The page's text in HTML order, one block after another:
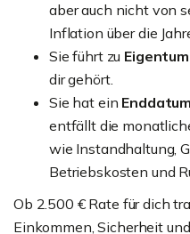
aber auch nicht von
Inflation über die
Sie führt zu Eigentum
dir gehört.
Sie hat ein
entfällt die
wie Instandhaltung,
Betriebskosten und
Ob 2.500 € Rate für dich
Einkommen, Sicherheit